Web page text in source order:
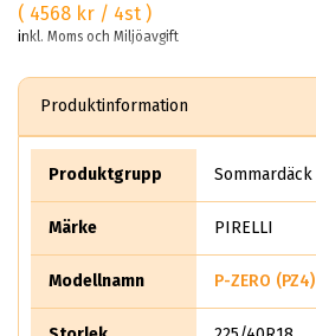
( 4568 kr / 4st )
inkl. Moms och Miljöavgift
Produktinformation
Produktgrupp Sommardäck
Märke PIRELLI
Modellnamn P-ZERO (PZ4)